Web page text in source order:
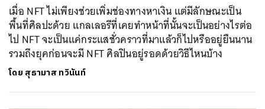
เมื่อ NFT ไม่เพียงช่วยเพิ่มช่องทางหาเงิน แต่มีลักษณะเป็น
พื้นที่ศิลปะด้วย แกลเลอรีที่เคยทำหน้าที่นั้นจะเป็นอย่างไรต่อ
ไป NFT จะเป็นแค่กระแสชั่วคราวที่มาแล้วก็ไปหรืออยู่ยืนนาน
รวมถึงยุคก่อนจะมี NFT ศิลปินอยู่รอดด้วยวิธีไหนบ้าง
โดย สุธามาส ทวินันท์